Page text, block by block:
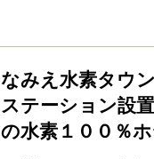
なみえ水素タウ
ステーション設
の水素１００％